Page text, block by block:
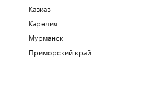
Кавказ
Карелия
Мурманск
Приморский край